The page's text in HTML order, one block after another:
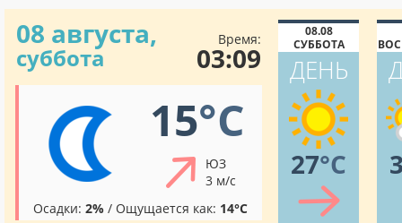
08 августа,
суббота
Время:
03:09
15°C
ЮЗ
3 м/с
Осадки: 2% / Ощущается как: 14°C
08.08
СУББОТА
ДЕНЬ
27°C